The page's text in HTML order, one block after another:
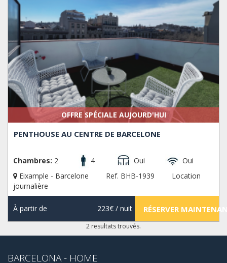
OFFRE SPÉCIALE AUJOURD'HUI
PENTHOUSE AU CENTRE DE BARCELONE
Chambres: 2 4 Oui
Oui
Eixample - Barcelone
Ref. BHB-1939
Location
journalière
À partir de 223€/ nuit RÉSERVER
2 resultats trouvés.
BARCELONA - HOME